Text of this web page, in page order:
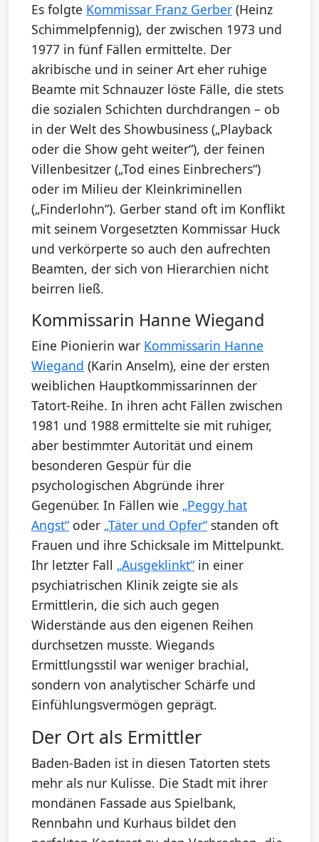
Es folgte Kommissar Franz Gerber (Heinz
Schimmelpfennig), der zwischen 1973 und
1977 in fünf Fällen ermittelte. Der
akribische und in seiner Art eher ruhige
Beamte mit Schnauzer löste Fälle, die stets
die sozialen Schichten durchdrangen – ob
in der Welt des Showbusiness („Playback
oder die Show geht weiter“), der feinen
Villenbesitzer („Tod eines Einbrechers“)
oder im Milieu der Kleinkriminellen
(„Finderlohn“). Gerber stand oft im Konflikt
mit seinem Vorgesetzten Kommissar Huck
und verkörperte so auch den aufrechten
Beamten, der sich von Hierarchien nicht
beirren ließ.
Kommissarin Hanne Wiegand
Eine Pionierin war Kommissarin Hanne
Wiegand (Karin Anselm), eine der ersten
weiblichen Hauptkommissarinnen der
Tatort-Reihe. In ihren acht Fällen zwischen
1981 und 1988 ermittelte sie mit ruhiger,
aber bestimmter Autorität und einem
besonderen Gespür für die
psychologischen Abgründe ihrer
Gegenüber. In Fällen wie „Peggy hat
Angst“ oder „Täter und Opfer“ standen oft
Frauen und ihre Schicksale im Mittelpunkt.
Ihr letzter Fall „Ausgeklinkt“ in einer
psychiatrischen Klinik zeigte sie als
Ermittlerin, die sich auch gegen
Widerstände aus den eigenen Reihen
durchsetzen musste. Wiegands
Ermittlungsstil war weniger brachial,
sondern von analytischer Schärfe und
Einfühlungsvermögen geprägt.
Der Ort als Ermittler
Baden-Baden ist in diesen Tatorten stets
mehr als nur Kulisse. Die Stadt mit ihrer
mondänen Fassade aus Spielbank,
Rennbahn und Kurhaus bildet den